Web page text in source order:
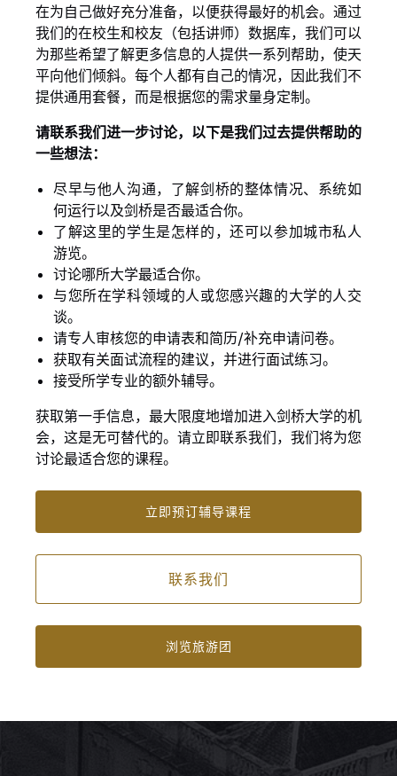
在为自己做好充分准备，以便获得最好的机会。通过
我们的在校生和校友（包括讲师）数据库，我们可以
为那些希望了解更多信息的人提供一系列帮助，使天
平向他们倾斜。每个人都有自己的情况，因此我们不
提供通用套餐，而是根据您的需求量身定制。
请联系我们进一步讨论，以下是我们过去提供帮助的
一些想法：
尽早与他人沟通，了解剑桥的整体情况、系统如
何运行以及剑桥是否最适合你。
了解这里的学生是怎样的，还可以参加城市私人
游览。
讨论哪所大学最适合你。
与您所在学科领域的人或您感兴趣的大学的人交
谈。
请专人审核您的申请表和简历/补充申请问卷。
获取有关面试流程的建议，并进行面试练习。
接受所学专业的额外辅导。
获取第一手信息，最大限度地增加进入剑桥大学的机
会，这是无可替代的。请立即联系我们，我们将为您
讨论最适合您的课程。
立即预订辅导课程
联系我们
浏览旅游团